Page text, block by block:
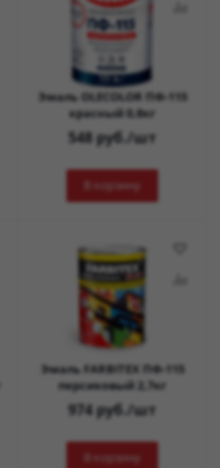
Эмаль OLECOLOR ПФ-115
красный 0,8кг
548 руб./шт
В корзину
Эмаль FARBITEX ПФ-115
персиковый 2,7кг
974руб./шт
В корзину